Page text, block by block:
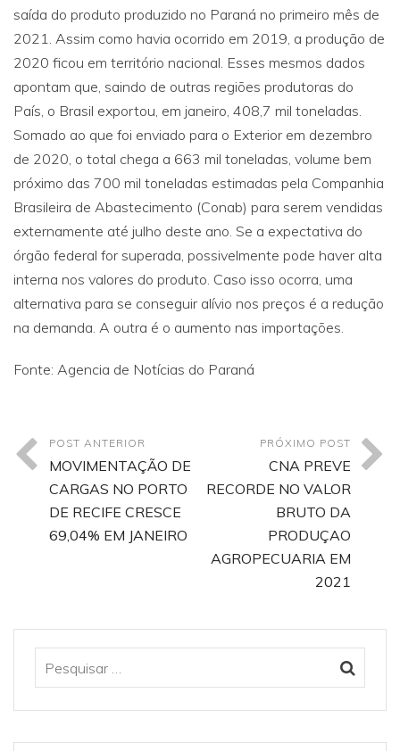
saída do produto produzido no Paraná no primeiro mês de
2021. Assim como havia ocorrido em 2019, a produção de
2020 ficou em território nacional. Esses mesmos dados
apontam que, saindo de outras regiões produtoras do
País, o Brasil exportou, em janeiro, 408,7 mil toneladas.
Somado ao que foi enviado para o Exterior em dezembro
de 2020, o total chega a 663 mil toneladas, volume bem
próximo das 700 mil toneladas estimadas pela Companhia
Brasileira de Abastecimento (Conab) para serem vendidas
externamente até julho deste ano. Se a expectativa do
órgão federal for superada, possivelmente pode haver alta
interna nos valores do produto. Caso isso ocorra, uma
alternativa para se conseguir alívio nos preços é a redução
na demanda. A outra é o aumento nas importações.
Fonte: Agencia de Notícias do Paraná
POST ANTERIOR
MOVIMENTAÇÃO DE
CARGAS NO PORTO
DE RECIFE CRESCE
69,04% EM JANEIRO
PRÓXIMO POST
CNA PREVE
RECORDE NO VALOR
BRUTO DA
PRODUÇAO
AGROPECUARIA EM
2021